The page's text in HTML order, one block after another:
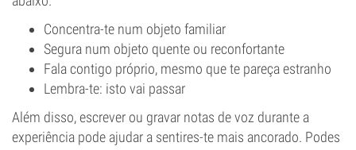
Concentra-te num objeto familiar
Segura num objeto quente ou reconfortante
Fala contigo próprio, mesmo que te pareça estranho
Lembra-te: isto vai passar
Além disso, escrever ou gravar notas de voz durante a
experiência pode ajudar a sentires-te mais ancorado. Podes